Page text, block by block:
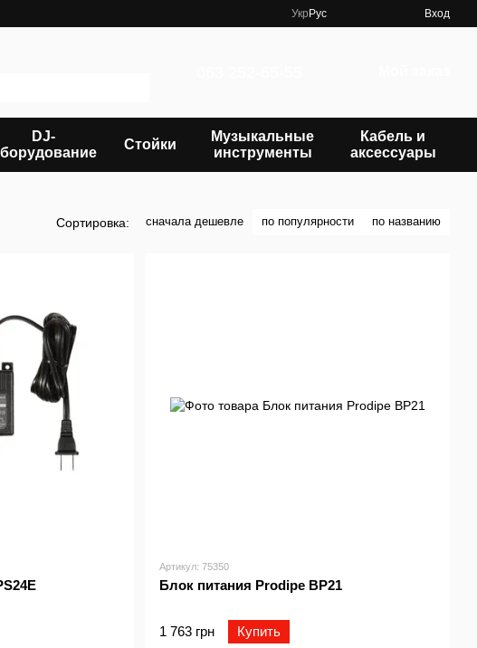
Укр Рус Вход
DJ-
Стойки
Музыкальные
инструменты
Кабель и
аксессуары
Сортировка: сначала дешевле по популярности по названию
Артикул: 75350
Блок питания Prodipe BP21
1 763 грн Купить